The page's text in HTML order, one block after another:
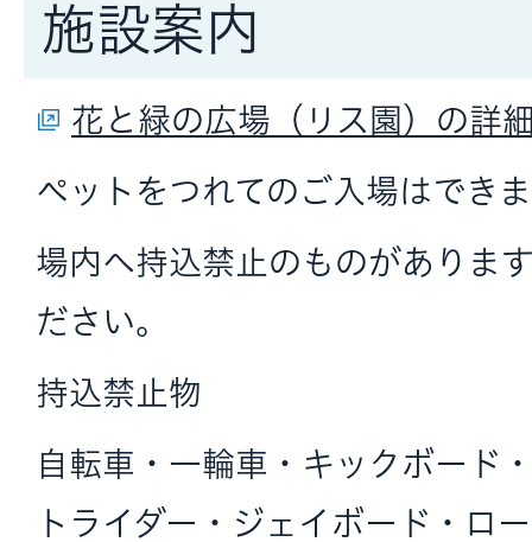
施設案内
花と緑の広場（リス園）の詳
ペットをつれてのご入場はでき
場内へ持込禁止のものがありま
ださい。
持込禁止物
自転車・一輪車・キックボード
トライダー・ジェイボード・ロ